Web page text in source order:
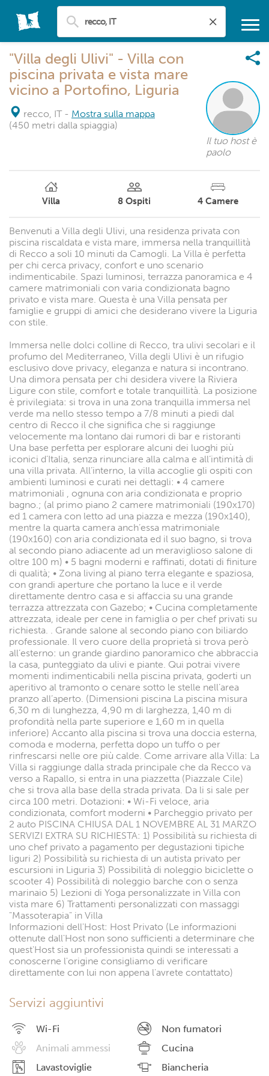
"Villa degli Ulivi" - Villa con
piscina privata e vista mare
vicino a Portofino, Liguria
recco, IT - Mostra sulla mappa
(450 metri dalla spiaggia)
Il tuo host è
paolo
Villa 8 Ospiti 4 Camere
Benvenuti a Villa degli Ulivi, una residenza privata con
piscina riscaldata e vista mare, immersa nella tranquillità
di Recco a soli 10 minuti da Camogli. La Villa è perfetta
per chi cerca privacy, confort e uno scenario
indimenticabile. Spazi luminosi, terrazza panoramica e 4
camere matrimoniali con varia condizionata bagno
privato e vista mare. Questa è una Villa pensata per
famiglie e gruppi di amici che desiderano vivere la Liguria
con stile.
Immersa nelle dolci colline di Recco, tra ulivi secolari e il
profumo del Mediterraneo, Villa degli Ulivi è un rifugio
esclusivo dove privacy, eleganza e natura si incontrano.
Una dimora pensata per chi desidera vivere la Riviera
Ligure con stile, comfort e totale tranquillità. La posizione
è privilegiata: si trova in una zona tranquilla immersa nel
verde ma nello stesso tempo a 7/8 minuti a piedi dal
centro di Recco il che significa che si raggiunge
velocemente ma lontano dai rumori di bar e ristoranti
Una base perfetta per esplorare alcuni dei luoghi più
iconici d’Italia, senza rinunciare alla calma e all’intimità di
una villa privata. All’interno, la villa accoglie gli ospiti con
ambienti luminosi e curati nei dettagli: • 4 camere
matrimoniali , ognuna con aria condizionata e proprio
bagno.; (al primo piano 2 camere matrimoniali (190x170)
ed 1 camera con letto ad una piazza e mezza (190x140),
mentre la quarta camera anch’essa matrimoniale
(190x160) con aria condizionata ed il suo bagno, si trova
al secondo piano adiacente ad un meraviglioso salone di
oltre 100 m) • 5 bagni moderni e raffinati, dotati di finiture
di qualità; • Zona living al piano terra elegante e spaziosa,
con grandi aperture che portano la luce e il verde
direttamente dentro casa e si affaccia su una grande
terrazza attrezzata con Gazebo; • Cucina completamente
attrezzata, ideale per cene in famiglia o per chef privati su
richiesta. . Grande salone al secondo piano con biliardo
professionale. Il vero cuore della proprietà si trova però
all’esterno: un grande giardino panoramico che abbraccia
la casa, punteggiato da ulivi e piante. Qui potrai vivere
momenti indimenticabili nella piscina privata, goderti un
aperitivo al tramonto o cenare sotto le stelle nell’area
pranzo all’aperto. (Dimensioni piscina La piscina misura
6,30 m di lunghezza, 4,90 m di larghezza, 1,40 m di
profondità nella parte superiore e 1,60 m in quella
inferiore) Accanto alla piscina si trova una doccia esterna,
comoda e moderna, perfetta dopo un tuffo o per
rinfrescarsi nelle ore più calde. Come arrivare alla Villa: La
Villa si raggiunge dalla strada principale che da Recco va
verso a Rapallo, si entra in una piazzetta (Piazzale Cile)
che si trova alla base della strada privata. Da li si sale per
circa 100 metri. Dotazioni: • Wi-Fi veloce, aria
condizionata, comfort moderni • Parcheggio privato per
2 auto PISCINA CHIUSA DAL 1 NOVEMBRE AL 31 MARZO
SERVIZI EXTRA SU RICHIESTA: 1) Possibilità su richiesta di
uno chef privato a pagamento per degustazioni tipiche
liguri 2) Possibilità su richiesta di un autista privato per
escursioni in Liguria 3) Possibilità di noleggio biciclette o
scooter 4) Possibilità di noleggio barche con o senza
marinaio 5) Lezioni di Yoga personalizzate in Villa con
vista mare 6) Trattamenti personalizzati con massaggi
"Massoterapia" in Villa
Informazioni dell'Host: Host Privato (Le informazioni
ottenute dall'Host non sono sufficienti a determinare che
quest'Host sia un professionista quindi se interessati a
conoscerne l'origine consigliamo di verificare
direttamente con lui non appena l'avrete contattato)
Servizi aggiuntivi
Wi-Fi
Non fumatori
Animali ammessi
Cucina
Lavastoviglie
Biancheria